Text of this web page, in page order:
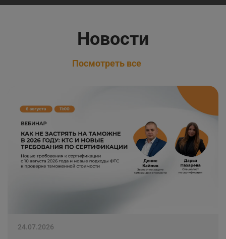
Новости
Посмотреть все
24.07.2026